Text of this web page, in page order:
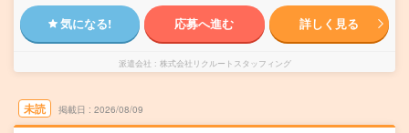
気になる! 応募へ進む 詳しく見る
派遣会社 株式会社リクルートスタッフィング
未読 掲載日 2026/08/09